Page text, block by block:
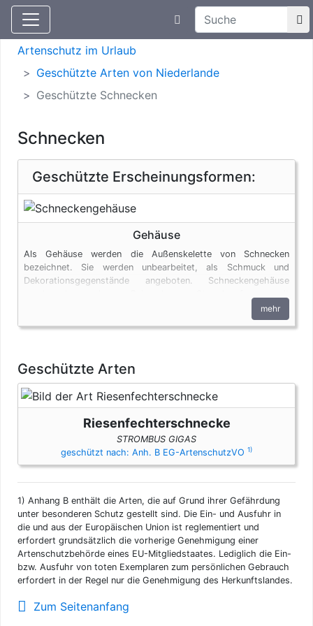
Aktuelle Meldungen
Suchtexteingabe
Artenschutz
Artenschutz im Urlaub
Geschützte Arten von Niederlande
Geschützte Schnecken
Schnecken
Geschützte Erscheinungsformen:
Gehäuse
Als Gehäuse werden die Außenskelette von Schnecken
bezeichnet. Sie werden unbearbeitet, als Schmuck und
Dekorationsgegenstände angeboten. Schneckengehäuse
oder beim Tauchen aus dem Meer geholt. Selbst in diesen
Fällen unterliegen die Gehäuse den artenschutzrechtlichen
transportiert werden.
mehr
Geschützte Arten
Riesenfechterschnecke
STROMBUS GIGAS
geschützt nach: Anh. B EG-ArtenschutzVO 1)
1) Anhang B enthält die Arten, die auf Grund ihrer Gefährdung
unter besonderen Schutz gestellt sind. Die Ein- und Ausfuhr in
die und aus der Europäischen Union ist reglementiert und
erfordert grundsätzlich die vorherige Genehmigung einer
Artenschutzbehörde eines EU-Mitgliedstaates. Lediglich die Ein-
bzw. Ausfuhr von toten Exemplaren zum persönlichen Gebrauch
erfordert in der Regel nur die Genehmigung des Herkunftslandes.
Zum Seitenanfang